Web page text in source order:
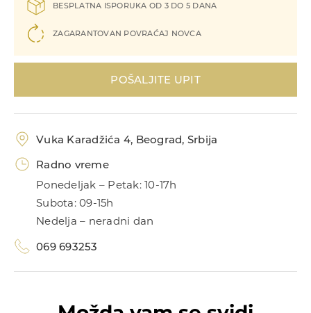
Privesci
BESPLATNA ISPORUKA OD 3 DO 5 DANA
ZAGARANTOVAN POVRAĆAJ NOVCA
POŠALJITE UPIT
Vuka Karadžića 4, Beograd, Srbija
Radno vreme
Ponedeljak – Petak: 10-17h
Subota: 09-15h
Nedelja – neradni dan
069 693253